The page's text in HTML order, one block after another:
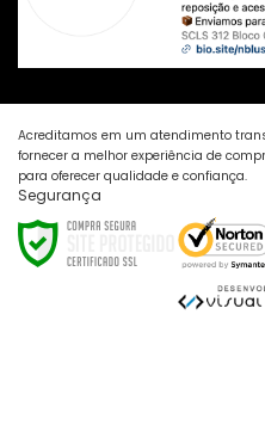
Acreditamos em um atendimento
fornecer a melhor experiência de
para oferecer qualidade e confiança.
Segurança